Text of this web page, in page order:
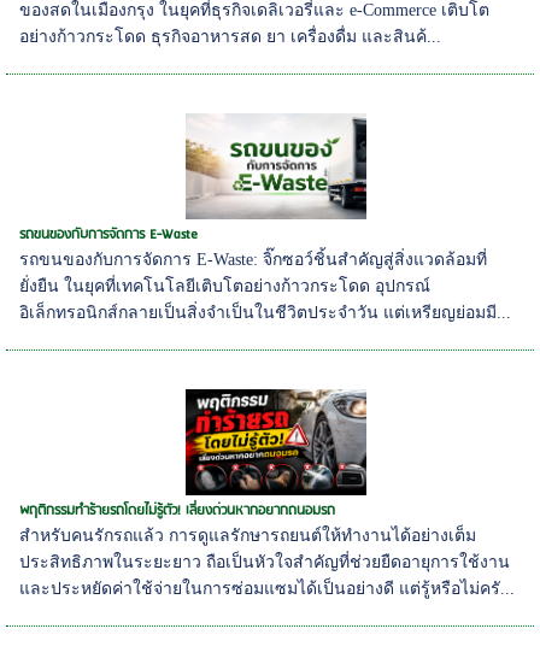
ของสดในเมืองกรุง ในยุคที่ธุรกิจเดลิเวอรี่และ e-Commerce เติบโต
อย่างก้าวกระโดด ธุรกิจอาหารสด ยา เครื่องดื่ม และสินค้...
รถขนของกับการจัดการ E-Waste
รถขนของกับการจัดการ E-Waste: จิ๊กซอว์ชิ้นสำคัญสู่สิ่งแวดล้อมที่
ยั่งยืน ในยุคที่เทคโนโลยีเติบโตอย่างก้าวกระโดด อุปกรณ์
อิเล็กทรอนิกส์กลายเป็นสิ่งจำเป็นในชีวิตประจำวัน แต่เหรียญย่อมมี...
พฤติกรรมทำร้ายรถโดยไม่รู้ตัว! เลี่ยงด่วนหากอยากถนอมรถ
สำหรับคนรักรถแล้ว การดูแลรักษารถยนต์ให้ทำงานได้อย่างเต็ม
ประสิทธิภาพในระยะยาว ถือเป็นหัวใจสำคัญที่ช่วยยืดอายุการใช้งาน
และประหยัดค่าใช้จ่ายในการซ่อมแซมได้เป็นอย่างดี แต่รู้หรือไม่ครั...